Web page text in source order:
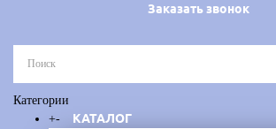
Заказать звонок
Категории
+- КАТАЛОГ